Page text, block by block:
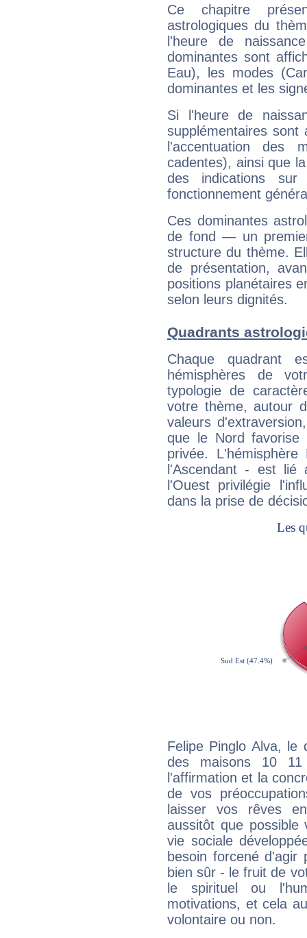
Ce chapitre
astrologiques du
l'heure de
dominantes sont
Eau), les modes
dominantes et les
Si l'heure de
supplémentaires sont
l'accentuation des
cadentes), ainsi que
des indications sur
fonctionnement
Ces dominantes
de fond — un
structure du thème.
de présentation,
positions planétaires
selon leurs dignités.
Quadrants
Chaque quadrant
hémisphères de
typologie de
votre thème, autour
valeurs
que le Nord favorise
privée.
l'Ascendant - est
l'Ouest privilégie
dans la prise de
Felipe Pinglo Alva, le
des maisons 10
l'affirmation et la
de vos
laisser vos rêves
aussitôt que
vie sociale
besoin forcené
bien sûr - le fruit de
le spirituel ou
motivations, et cela
volontaire ou non.